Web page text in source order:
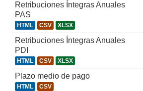
Retribuciones Íntegras Anuales
PAS
HTML CSV XLSX
Retribuciones Íntegras Anuales
PDI
HTML CSV XLSX
Plazo medio de pago
HTML CSV